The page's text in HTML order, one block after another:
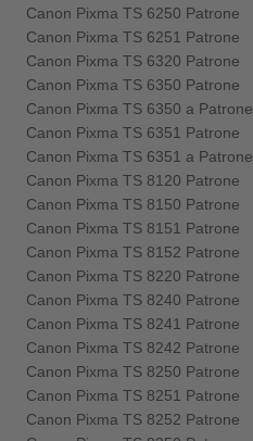
Canon Pixma TS 6250 Patrone
Canon Pixma TS 6251 Patrone
Canon Pixma TS 6320 Patrone
Canon Pixma TS 6350 Patrone
Canon Pixma TS 6350 a Patrone
Canon Pixma TS 6351 Patrone
Canon Pixma TS 6351 a Patrone
Canon Pixma TS 8120 Patrone
Canon Pixma TS 8150 Patrone
Canon Pixma TS 8151 Patrone
Canon Pixma TS 8152 Patrone
Canon Pixma TS 8220 Patrone
Canon Pixma TS 8240 Patrone
Canon Pixma TS 8241 Patrone
Canon Pixma TS 8242 Patrone
Canon Pixma TS 8250 Patrone
Canon Pixma TS 8251 Patrone
Canon Pixma TS 8252 Patrone